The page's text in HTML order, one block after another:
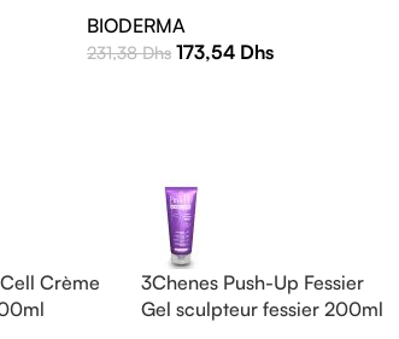
BIODERMA
231,38Dhs 173,54 Dhs
Crème
3Chenes Push-Up Fessier
Gel sculpteur fessier 200ml